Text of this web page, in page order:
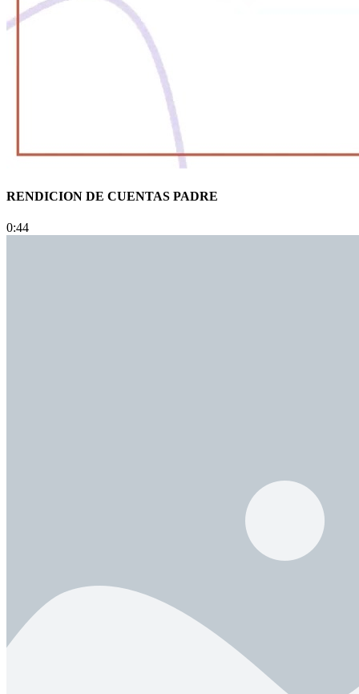
RENDICION DE CUENTAS PADRE
0:44